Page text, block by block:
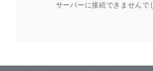
サーバーに接続できませんで